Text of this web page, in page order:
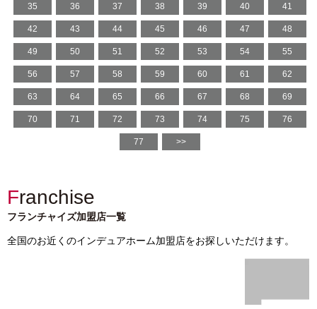
35 36 37 38 39 40 41
42 43 44 45 46 47 48
49 50 51 52 53 54 55
56 57 58 59 60 61 62
63 64 65 66 67 68 69
70 71 72 73 74 75 76
77 >>
Franchise
フランチャイズ加盟店一覧
全国のお近くのインデュアホーム加盟店をお探しいただけます。